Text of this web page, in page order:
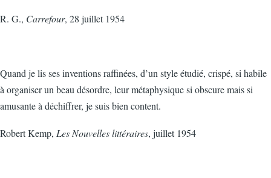
R. G., Carrefour, 28 juillet 1954
Quand je lis ses inventions raffinées, d’un style étudié, crispé, si habile
à organiser un beau désordre, leur métaphysique si obscure mais si
amusante à déchiffrer, je suis bien content.
Robert Kemp, Les Nouvelles littéraires, juillet 1954